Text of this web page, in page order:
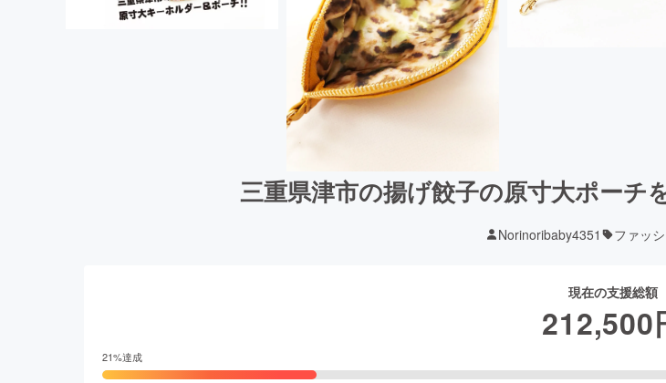
三重県津市の揚げ餃子の原寸大ポーチ
Norinoribaby4351 ファッ
現在の支援総額
212,500
21%達成